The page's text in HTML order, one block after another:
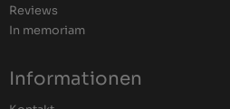
Reviews
In memoriam
Informationen